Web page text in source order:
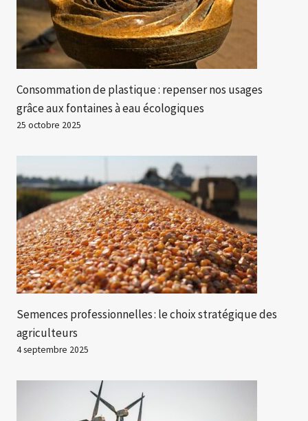
Consommation de plastique : repenser nos usages
grâce aux fontaines à eau écologiques
25 octobre 2025
Semences professionnelles : le choix stratégique des
agriculteurs
4 septembre 2025